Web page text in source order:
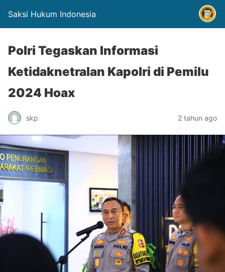
Saksi Hukum Indonesia
Polri Tegaskan Informasi
Ketidaknetralan Kapolri di Pemilu
2024 Hoax
skp 2 tahun ago